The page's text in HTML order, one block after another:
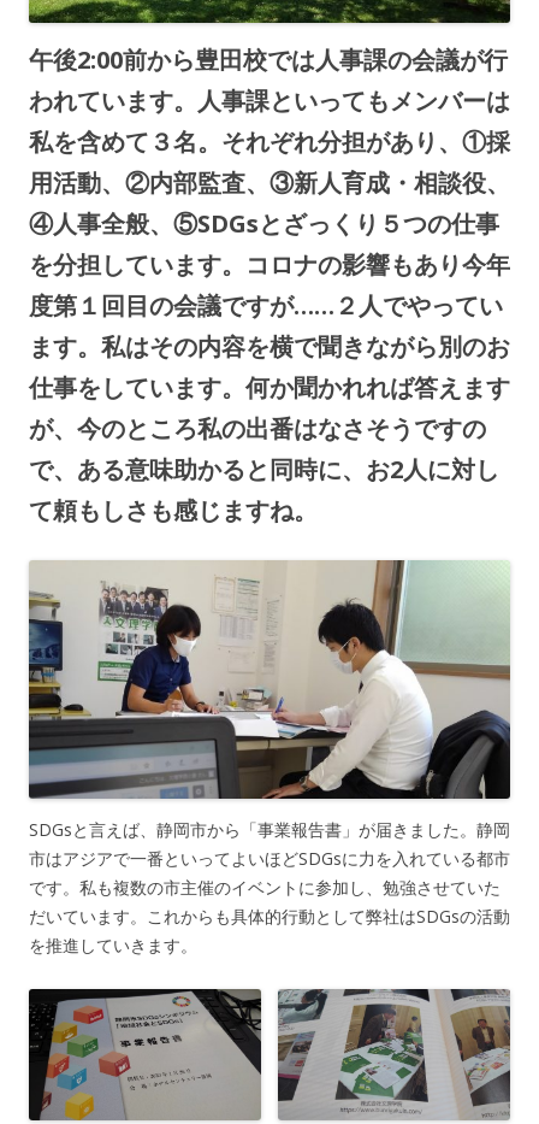
午後2:00前から豊田校では人事課の会議が行
われています。人事課といってもメンバーは
私を含めて３名。それぞれ分担があり、①採
用活動、②内部監査、③新人育成・相談役、
④人事全般、⑤SDGsとざっくり５つの仕事
を分担しています。コロナの影響もあり今年
度第１回目の会議ですが……２人でやってい
ます。私はその内容を横で聞きながら別のお
仕事をしています。何か聞かれれば答えます
が、今のところ私の出番はなさそうですの
で、ある意味助かると同時に、お2人に対し
て頼もしさも感じますね。
SDGsと言えば、静岡市から「事業報告書」が届きました。静岡
市はアジアで一番といってよいほどSDGsに力を入れている都市
です。私も複数の市主催のイベントに参加し、勉強させていた
だいています。これからも具体的行動として弊社はSDGsの活動
を推進していきます。